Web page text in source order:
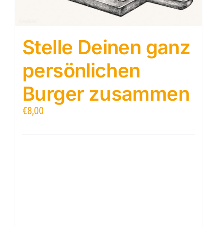
Stelle Deinen ganz
persönlichen
Burger zusammen
€8,00